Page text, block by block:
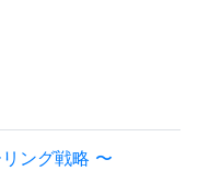
ング戦略 〜